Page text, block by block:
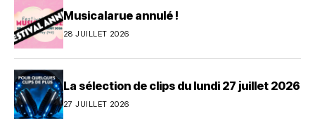
Musicalarue annulé !
28 JUILLET 2026
La sélection de clips du lundi 27 juillet 2026
27 JUILLET 2026